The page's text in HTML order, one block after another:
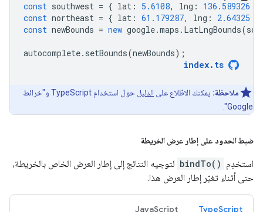
const southwest = { lat : 5.6108, lng : 136.589326
const northeast = { lat : 61.179287, lng : 2.64325
const newBounds = new google.maps . LatLngBounds(
autocomplete. setBounds(newBounds);
index. ts
ملاحظة: يمكنك الاطّلاع على الدليل
حول استخدام TypeScript و"خرائط
Google".
ضبط الحدود على إطار عرض الخريطة
استخدِم bindTo() لتوجيه النتائج إلى إطار العرض الخاص بالخريطة،
حتى أثناء تغيّر إطار العرض هذا.
TypeScript
JavaScript